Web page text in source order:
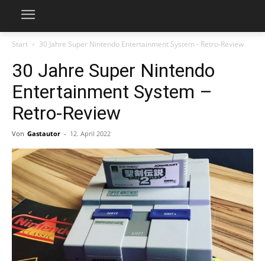
Start 30 Jahre Super Nintendo Entertainment System - Retro-Review
30 Jahre Super Nintendo
Entertainment System –
Retro-Review
Von Gastautor - 12. April 2022